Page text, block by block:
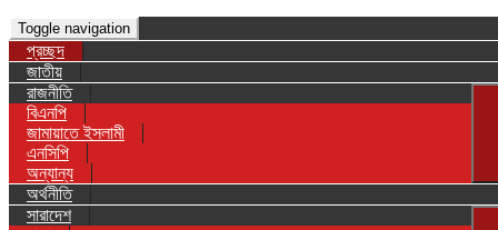
Toggle navigation
প্রচ্ছদ
জাতীয়
রাজনীতি
বিএনপি
জামায়াতে ইসলামী
এনসিপি
অন্যান্য
অর্থনীতি
সারাদেশ